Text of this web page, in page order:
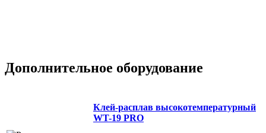
Дополнительное оборудование
Клей-расплав высокотемпературный
WT-19 PRO